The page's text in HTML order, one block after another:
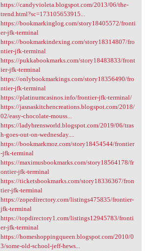
https://candyvioleta.blogspot.com/2013/06/the-
trend.html?sc=173105653915...
https://bookmarkinglog.com/story18405572/fronti
er-jfk-terminal
https://bookmarkindexing.com/story18314807/fro
ntier-jfk-terminal
https://pukkabookmarks.com/story18483833/front
ier-jfk-terminal
https://onlybookmarkings.com/story18356490/fro
ntier-jfk-terminal
https://platinumcasinos.info/frontier-jfk-terminal/
https://jasnaskitchencreations.blogspot.com/2018/
02/easy-chocolate-mouss...
https://ladybrensworld.blogspot.com/2019/06/tras
h-goes-out-on-wednesday....
https://bookmarkmoz.com/story18454544/frontier
-jfk-terminal
https://maximusbookmarks.com/story18564178/fr
ontier-jfk-terminal
https://ticketsbookmarks.com/story18336367/fron
tier-jfk-terminal
https://zopedirectory.com/listings475835/frontier-
jfk-terminal
https://topdirectory1.com/listings12945783/fronti
er-jfk-terminal
https://homeshoppingqueen.blogspot.com/2010/0
3/some-old-school-jeff-hews...